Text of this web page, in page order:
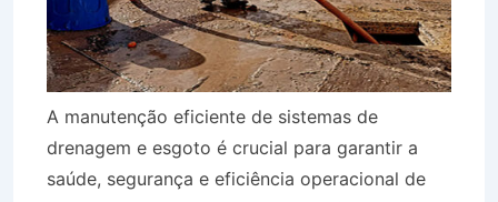
A manutenção eficiente de sistemas de
drenagem e esgoto é crucial para garantir a
saúde, segurança e eficiência operacional de